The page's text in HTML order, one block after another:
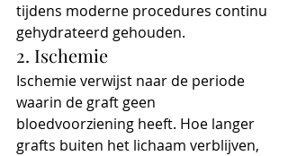
tijdens moderne procedures continu
gehydrateerd gehouden.
2. Ischemie
Ischemie verwijst naar de periode
waarin de graft geen
bloedvoorziening heeft. Hoe langer
grafts buiten het lichaam verblijven,